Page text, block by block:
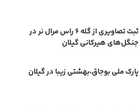
ثبت تصاویری از گله ۶ راس مرال نر در
جنگل‌های هیرکانی گیلان
پارک ملی بوجاق،بهشتی زیبا در گیلان